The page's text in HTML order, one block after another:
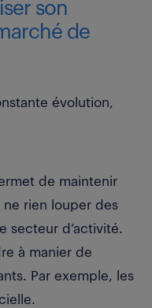
son
de
évolution,
de maintenir
rien louper des
secteur d’activité.
à manier de
Par exemple, les